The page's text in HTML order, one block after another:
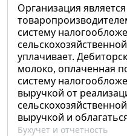
Организация
систему
уплачивает.
молоко, оплаченная
систему
выручкой от
выручкой и
Бухучет и отчетность